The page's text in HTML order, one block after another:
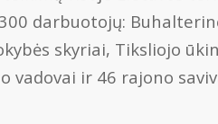
darbuotojų:
skyriai, Tiksliojo
ir 46 rajono